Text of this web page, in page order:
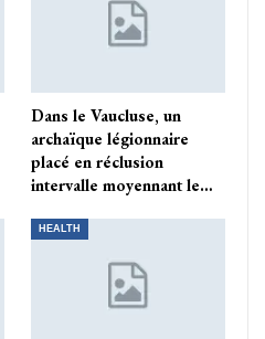
Dans le Vaucluse, un
archaïque légionnaire
placé en réclusion
intervalle moyennant le…
HEALTH